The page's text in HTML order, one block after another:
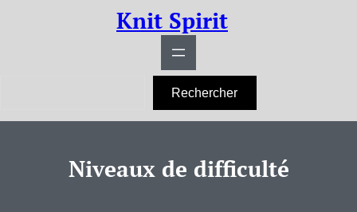
Knit Spirit
h
Rechercher
Niveaux de difficulté